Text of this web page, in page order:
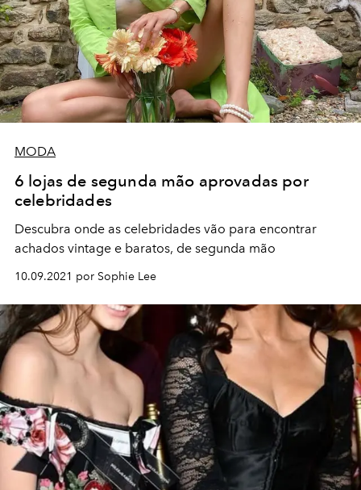
MODA
6 lojas de segunda mão aprovadas por
celebridades
Descubra onde as celebridades vão para encontrar
achados vintage e baratos, de segunda mão
10.09.2021 por Sophie Lee